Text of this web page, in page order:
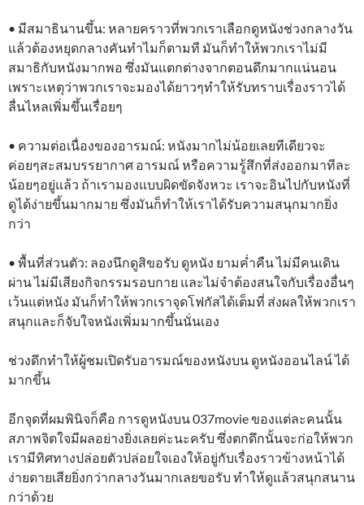
• มีสมาธินานขึ้น: หลายคราวที่พวกเราเลือกดูหนังช่วงกลางวัน
แล้วต้องหยุดกลางคันทำไมก็ตามที มันก็ทำให้พวกเราไม่มี
สมาธิกับหนังมากพอ ซึ่งมันแตกต่างจากตอนดึกมากแน่นอน
เพราะเหตุว่าพวกเราจะมองได้ยาวๆทำให้รับทราบเรื่องราวได้
ลื่นไหลเพิ่มขึ้นเรื่อยๆ
• ความต่อเนื่องของอารมณ์: หนังมากไม่น้อยเลยทีเดียวจะ
ค่อยๆสะสมบรรยากาศ อารมณ์ หรือความรู้สึกที่ส่งออกมาทีละ
น้อยๆอยู่แล้ว ถ้าเรามองแบบผิดขัดจังหวะ เราจะอินไปกับหนังที่
ดูได้ง่ายขึ้นมากมาย ซึ่งมันก็ทำให้เราได้รับความสนุกมากยิ่ง
กว่า
• พื้นที่ส่วนตัว: ลองนึกดูสิขอรับ ดูหนัง ยามค่ำคืน ไม่มีคนเดิน
ผ่าน ไม่มีเสียงกิจกรรมรอบกาย และไม่จำต้องสนใจกับเรื่องอื่นๆ
เว้นแต่หนัง มันก็ทำให้พวกเราจุดโฟกัสได้เต็มที่ ส่งผลให้พวกเรา
สนุกและก็จับใจหนังเพิ่มมากขึ้นนั่นเอง
ช่วงดึกทำให้ผู้ชมเปิดรับอารมณ์ของหนังบน ดูหนังออนไลน์ ได้
มากขึ้น
อีกจุดที่ผมพินิจก็คือ การดูหนังบน 037movie ของแต่ละคนนั้น
สภาพจิตใจมีผลอย่างยิ่งเลยค่ะนะครับ ซึ่งตกดึกนั้นจะก่อให้พวก
เรามีทิศทางปล่อยตัวปล่อยใจเองให้อยู่กับเรื่องราวข้างหน้าได้
ง่ายดายเสียยิ่งกว่ากลางวันมากเลยขอรับ ทำให้ดูแล้วสนุกสนาน
กว่าด้วย